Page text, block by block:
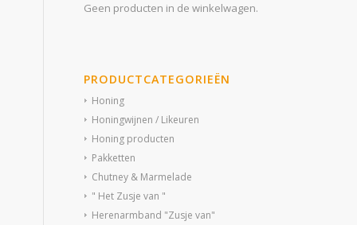
Geen producten in de winkelwagen.
PRODUCTCATEGORIEËN
Honing
Honingwijnen / Likeuren
Honing producten
Pakketten
Chutney & Marmelade
" Het Zusje van "
Herenarmband "Zusje van"